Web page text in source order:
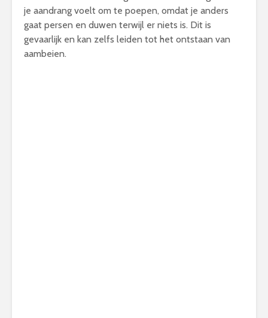
je aandrang voelt om te poepen, omdat je anders
gaat persen en duwen terwijl er niets is. Dit is
gevaarlijk en kan zelfs leiden tot het ontstaan van
aambeien.